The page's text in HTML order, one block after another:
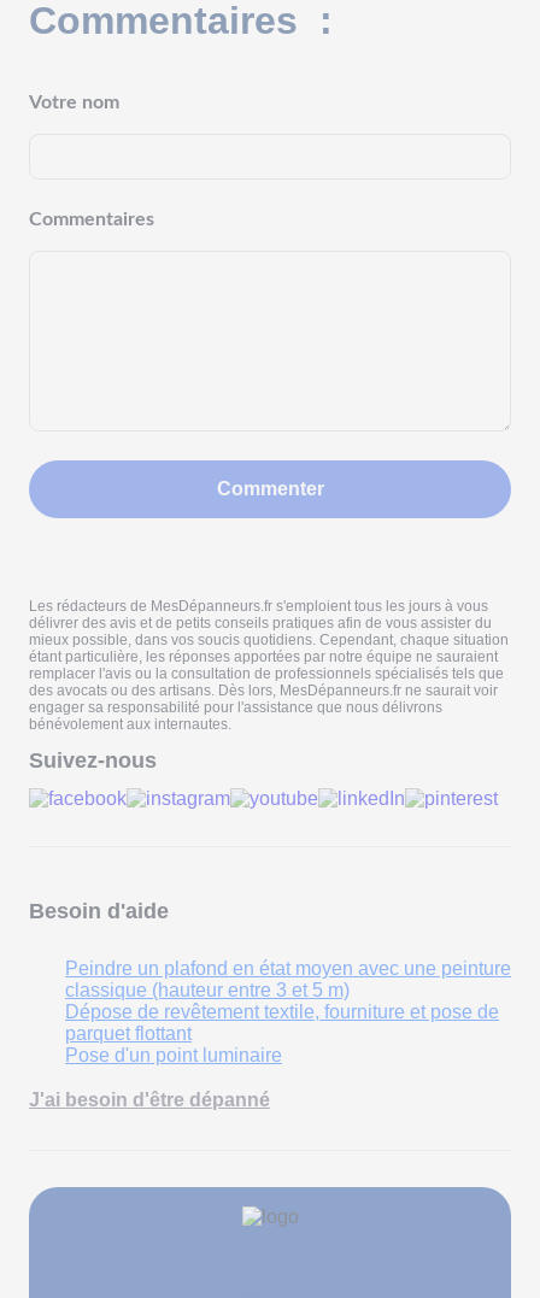
Commentaires :
Votre nom
Commentaires
Commenter
Les rédacteurs de MesDépanneurs.fr s'emploient tous les jours à vous
délivrer des avis et de petits conseils pratiques afin de vous assister du
mieux possible, dans vos soucis quotidiens. Cependant, chaque situation
étant particulière, les réponses apportées par notre équipe ne sauraient
remplacer l'avis ou la consultation de professionnels spécialisés tels que
des avocats ou des artisans. Dès lors, MesDépanneurs.fr ne saurait voir
engager sa responsabilité pour l'assistance que nous délivrons
bénévolement aux internautes.
Suivez-nous
Besoin d'aide
Peindre un plafond en état moyen avec une peinture
classique (hauteur entre 3 et 5 m)
Dépose de revêtement textile, fourniture et pose de
parquet flottant
Pose d'un point luminaire
J'ai besoin d'être dépanné